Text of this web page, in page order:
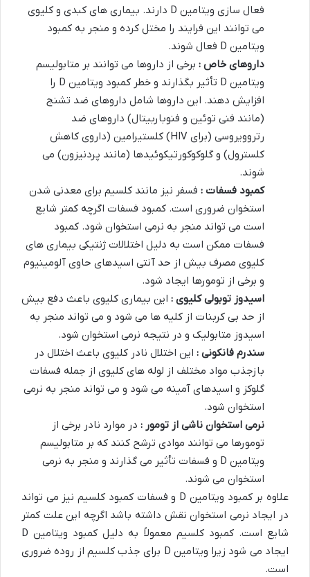
فعال سازی ویتامین D دارند. بیماری های کبدی و کلیوی
می توانند این فرایند را مختل کرده و منجر به کمبود
ویتامین D فعال شوند.
داروهای خاص : برخی از داروها می توانند بر متابولیسم
ویتامین D تأثیر بگذارند و خطر کمبود ویتامین D را
افزایش دهند. این داروها شامل داروهای ضد تشنج
(مانند فنی توئین و فنوباربیتال) داروهای ضد
رتروویروسی (برای HIV) کلستیرامین (داروی کاهش
کلسترول) و گلوکوکورتیکوئیدها (مانند پردنیزون) می
شوند.
کمبود فسفات : فسفر نیز مانند کلسیم برای معدنی شدن
استخوان ضروری است. کمبود فسفات اگرچه کمتر شایع
است می تواند منجر به نرمی استخوان شود. کمبود
فسفات ممکن است به دلیل اختلالات ژنتیکی بیماری های
کلیوی مصرف بیش از حد آنتی اسیدهای حاوی آلومینیوم
و برخی از تومورها ایجاد شود.
اسیدوز توبولی کلیوی : این بیماری کلیوی باعث دفع بیش
از حد بی کربنات از کلیه ها می شود و می تواند منجر به
اسیدوز متابولیک و در نتیجه نرمی استخوان شود.
سندرم فانکونی : این اختلال نادر کلیوی باعث اختلال در
بازجذب مواد مختلف از لوله های کلیوی از جمله فسفات
گلوکز و اسیدهای آمینه می شود و می تواند منجر به نرمی
استخوان شود.
نرمی استخوان ناشی از تومور : در موارد نادر برخی از
تومورها می توانند موادی ترشح کنند که بر متابولیسم
ویتامین D و فسفات تأثیر می گذارند و منجر به نرمی
استخوان می شوند.
علاوه بر کمبود ویتامین D و فسفات کمبود کلسیم نیز می تواند
در ایجاد نرمی استخوان نقش داشته باشد اگرچه این علت کمتر
شایع است. کمبود کلسیم معمولاً به دلیل کمبود ویتامین D
ایجاد می شود زیرا ویتامین D برای جذب کلسیم از روده ضروری
است.